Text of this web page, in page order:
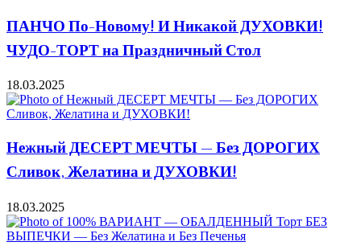
ПАНЧО По-Новому! И Никакой ДУХОВКИ!
ЧУДО-ТОРТ на Праздничный Стол
18.03.2025
Нежный ДЕСЕРТ МЕЧТЫ — Без ДОРОГИХ
Сливок, Желатина и ДУХОВКИ!
18.03.2025